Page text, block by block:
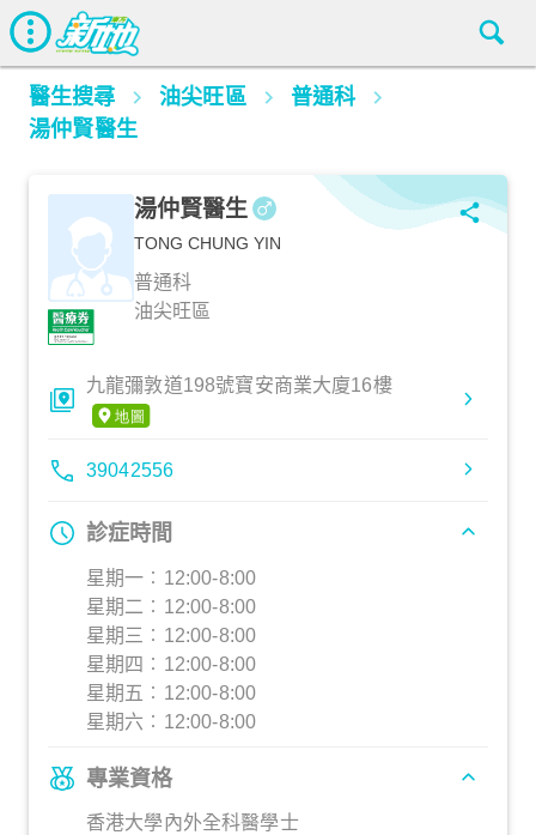
醫生搜尋 油尖旺區
普通科
湯仲賢醫生
湯仲賢醫生
TONG CHUNG YIN
普通科
油尖旺區
九龍彌敦道198號寶安商業大廈16樓
39042556
診症時間
星期一︰12:00-8:00
星期二︰12:00-8:00
星期三︰12:00-8:00
星期四︰12:00-8:00
星期五︰12:00-8:00
星期六︰12:00-8:00
專業資格
香港大學內外全科醫學士